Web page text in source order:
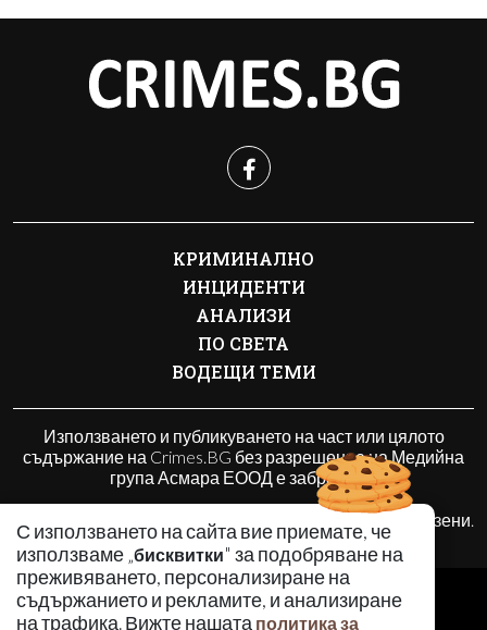
С използването на сайта вие приемате, че
използваме „бисквитки" за подобряване на
преживяването, персонализиране на
съдържанието и рекламите, и анализиране
на трафика. Вижте нашата политика за
КРИМИНАЛНО
ИНЦИДЕНТИ
АНАЛИЗИ
ПО СВЕТА
ВОДЕЩИ ТЕМИ
Използването и публикуването на част или цялото
съдържание на Crimes.BG без разрешение на Медийна
група Асмара ЕООД е забранено.
© 2010 - 2026 | Crimes.BG. Всички права запазени.
РЕКЛАМА
КОНТАКТИ